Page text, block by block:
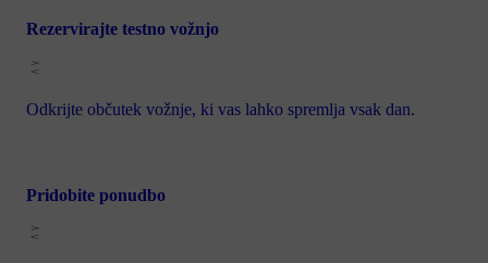
Rezervirajte testno vožnjo
Odkrijte občutek vožnje, ki vas lahko spremlja vsak dan.
Pridobite ponudbo